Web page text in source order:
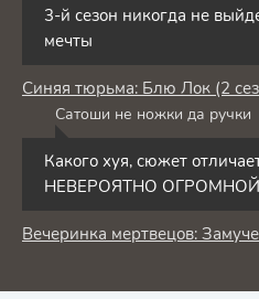
3-й сезон никогда не
мечты
Сатоши не ножки да ручки
Какого хуя, сюжет
НЕВЕРОЯТНО ОГРОМНОЙ
Вечеринка мертвецов: